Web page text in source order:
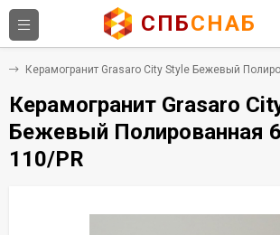
СПБСНАБ
Керамогранит Grasaro City Style Бежевый
Керамогранит Grasaro
Бежевый Полированная
110/PR